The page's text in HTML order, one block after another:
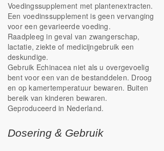
Voedingssupplement met plantenextracten.
Een voedinssupplement is geen vervanging
voor een gevarieerde voeding.
Raadpleeg in geval van zwangerschap,
lactatie, ziekte of medicijngebruik een
deskundige.
Gebruik Echinacea niet als u overgevoelig
bent voor een van de bestanddelen. Droog
en op kamertemperatuur bewaren. Buiten
bereik van kinderen bewaren.
Geproduceerd in Nederland.
Dosering & Gebruik